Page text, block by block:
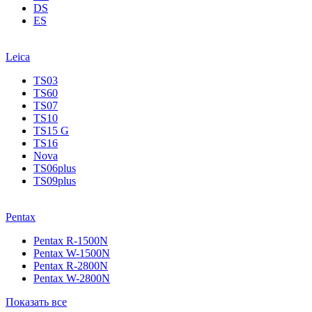
DS
ES
Leica
TS03
TS60
TS07
TS10
TS15 G
TS16
Nova
TS06plus
TS09plus
Pentax
Pentax R-1500N
Pentax W-1500N
Pentax R-2800N
Pentax W-2800N
Показать все